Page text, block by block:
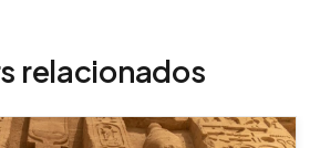
relacionados